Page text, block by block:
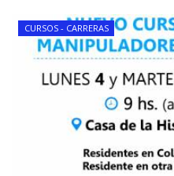
CURSOS - CARRERAS